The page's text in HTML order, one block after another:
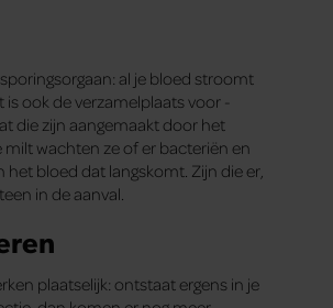
al je bloed stroomt
is ook de verzamelplaats voor
die zijn aangemaakt door het
milt wachten ze of er bacteriën en
het bloed dat langskomt. Zijn die er,
in de aanval.
plaatselijk: ontstaat ergens in je